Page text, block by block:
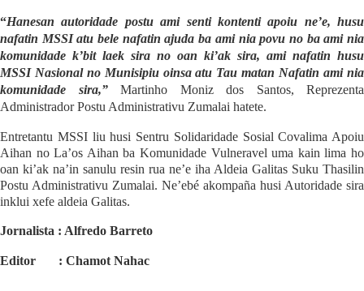
“Hanesan autoridade postu ami senti kontenti apoiu ne’e, husu
nafatin MSSI atu bele nafatin ajuda ba ami nia povu no ba ami nia
komunidade k’bit laek sira no oan ki’ak sira, ami nafatin husu
MSSI Nasional no Munisipiu oinsa atu Tau matan Nafatin ami nia
komunidade sira,”
Martinho Moniz dos Santos, Reprezenta
Administrador Postu Administrativu Zumalai hatete.
Entretantu MSSI liu husi Sentru Solidaridade Sosial Covalima Apoiu
Aihan no La’os Aihan ba Komunidade Vulneravel uma kain lima ho
oan ki’ak na’in sanulu resin rua ne’e iha Aldeia Galitas Suku Thasilin
Postu Administrativu Zumalai. Ne’ebé akompaña husi Autoridade sira
inklui xefe aldeia Galitas.
Jornalista : Alfredo Barreto
Editor : Chamot Nahac